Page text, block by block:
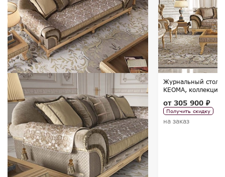
Журнальный
KEOMA, коллекция
от305 900 ₽
Получить скидку
на заказ